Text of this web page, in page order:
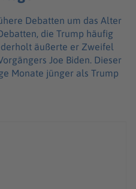
Debatten um das Alter
die Trump häufig
äußerte er Zweifel
Joe Biden. Dieser
Monate jünger als Trump